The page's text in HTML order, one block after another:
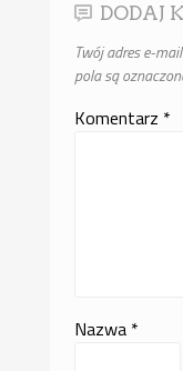
DODAJ
Twój adres e-
pola są
Komentarz *
Nazwa *